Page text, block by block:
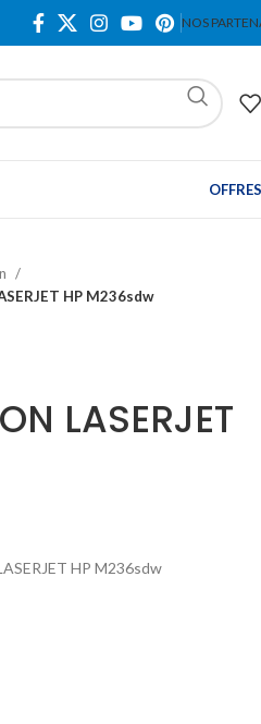
NOS
HP M236sdw
LASERJET
HP M236sdw